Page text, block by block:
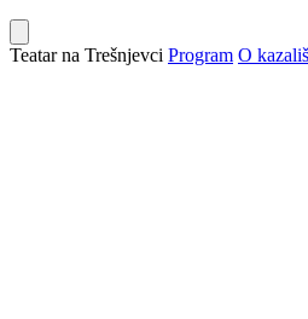
Teatar na Trešnjevci Program O